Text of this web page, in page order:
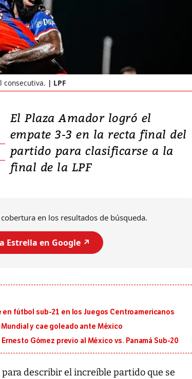
consecutiva. LPF
El Plaza Amador logró el
empate 3-3 en la recta final del
partido para clasificarse a la
final de la LPF
en los resultados de búsqueda.
Estrella en Google ↗️
en fútbol sub-21 en los Juegos Centroamericanos
Mundial y cae goleado ante México
Ernesto Gómez previo al México vs. Panamá Sub-20
describir el increíble partido que se
Un fuerte terremoto de magnitud
7,1 se registró este martes 28 de
julio en la prefectura de Kumamoto,
emergencia de gran
...